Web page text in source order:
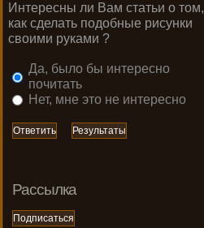
Интересны ли Вам статьи о том,
как сделать подобные рисунки
своими руками ?
Да, было бы интересно
почитать
Нет, мне это не интересно
Рассылка